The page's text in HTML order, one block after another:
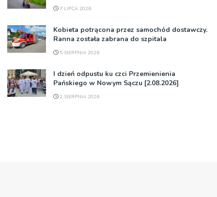
7 LIPCA 2026
Kobieta potrącona przez samochód dostawczy.
Ranna została zabrana do szpitala
5 SIERPNIA 2026
I dzień odpustu ku czci Przemienienia
Pańskiego w Nowym Sączu [2.08.2026]
2 SIERPNIA 2026